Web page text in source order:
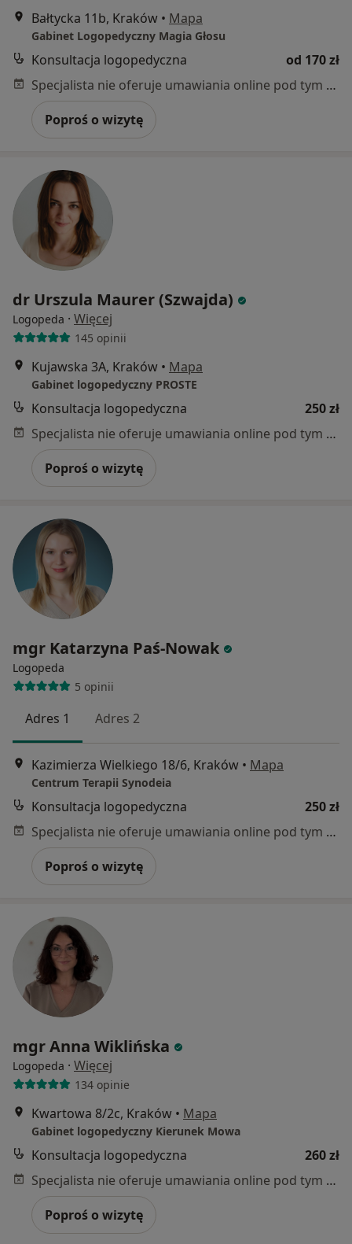
Bałtycka 11b, Kraków • Mapa
Gabinet Logopedyczny Magia Głosu
Konsultacja logopedyczna
od 170 zł
Specjalista nie oferuje umawiania online pod tym adresem.
Poproś o wizytę
dr Urszula Maurer (Szwajda)
Logopeda · Więcej
145 opinii
Kujawska 3A, Kraków • Mapa
Gabinet logopedyczny PROSTE
Konsultacja logopedyczna
250 zł
Specjalista nie oferuje umawiania online pod tym adresem.
Poproś o wizytę
mgr Katarzyna Paś-Nowak
Logopeda
5 opinii
Adres 1 Adres 2
Kazimierza Wielkiego 18/6, Kraków • Mapa
Centrum Terapii Synodeia
Konsultacja logopedyczna
250 zł
Specjalista nie oferuje umawiania online pod tym adresem.
Poproś o wizytę
mgr Anna Wiklińska
Logopeda · Więcej
134 opinie
Kwartowa 8/2c, Kraków • Mapa
Gabinet logopedyczny Kierunek Mowa
Konsultacja logopedyczna
260 zł
Specjalista nie oferuje umawiania online pod tym adresem.
Poproś o wizytę